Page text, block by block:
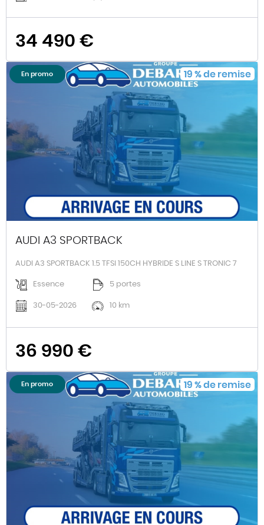
34 490 €
En promo 19 %de remise
AUDI A3 SPORTBACK
AUDI A3 SPORTBACK 1.5 TFSI 150CH HYBRIDE S LINE S TRONIC 7
Essence 5 portes
30-05-2026 10 km
36 990 €
En promo 19 %de remise